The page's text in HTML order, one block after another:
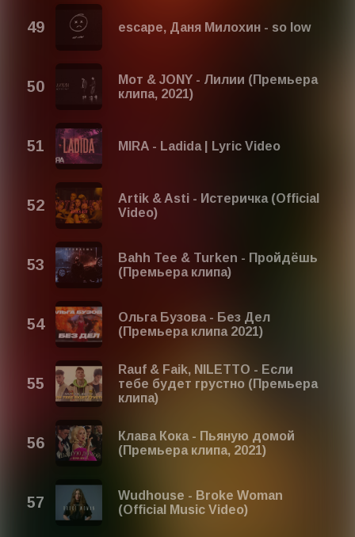
escape, Даня Милохин - so low
Мот & JONY - Лилии (Премьера
клипа, 2021)
MIRA - Ladida | Lyric Video
Artik & Asti - Истеричка (Official
Video)
Bahh Tee & Turken - Пройдёшь
(Премьера клипа)
Ольга Бузова - Без Дел
(Премьера клипа 2021)
Rauf & Faik, NILETTO - Если
тебе будет грустно (Премьера
клипа)
Клава Кока - Пьяную домой
(Премьера клипа, 2021)
Wudhouse - Broke Woman
(Official Music Video)